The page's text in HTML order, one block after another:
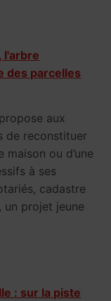
l'arbre
des parcelles
aux
de reconstituer
maison ou d’une
à ses
cadastre
un projet jeune
: sur la piste